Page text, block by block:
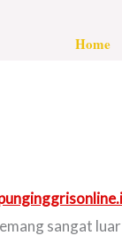
Home
sangat